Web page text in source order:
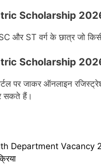
Scholarship
और ST वर्ग के छात्र जो
Scholarship
पोर्टल पर जाकर ऑनलाइन
सकते हैं।
Department Vacancy